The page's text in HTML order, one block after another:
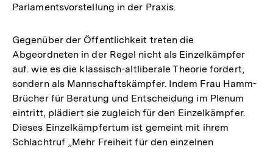
Parlamentsvorstellung in der Praxis.
Gegenüber der Öffentlichkeit treten die
Abgeordneten in der Regel nicht als Einzelkämpfer
auf. wie es die klassisch-altliberale Theorie fordert,
sondern als Mannschaftskämpfer. Indem Frau Hamm-
Brücher für Beratung und Entscheidung im Plenum
eintritt, plädiert sie zugleich für den Einzelkämpfer.
Dieses Einzelkämpfertum ist gemeint mit ihrem
Schlachtruf „Mehr Freiheit für den einzelnen